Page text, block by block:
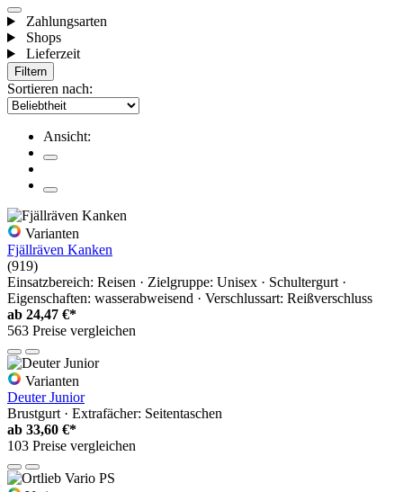
Zahlungsarten
Shops
Lieferzeit
Filtern
Sortieren nach:
Ansicht:
Varianten
Fjällräven Kanken
(919)
Einsatzbereich: Reisen · Zielgruppe: Unisex · Schultergurt ·
Eigenschaften: wasserabweisend · Verschlussart: Reißverschluss
ab 24,47 €*
563 Preise vergleichen
Varianten
Deuter Junior
Brustgurt · Extrafächer: Seitentaschen
ab 33,60 €*
103 Preise vergleichen